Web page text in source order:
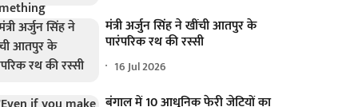
मंत्री अर्जुन सिंह ने खींची आतपुर के
पारंपरिक रथ की रस्सी
16 Jul 2026